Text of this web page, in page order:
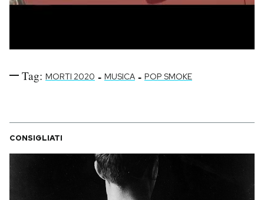
Tag: MORTI 2020 - MUSICA - POP SMOKE
CONSIGLIATI